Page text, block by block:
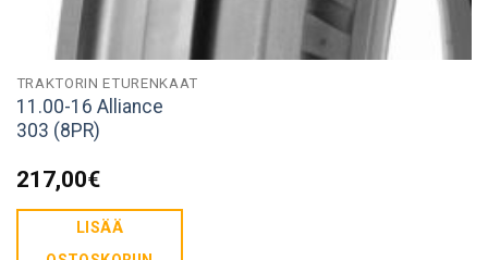
TRAKTORIN ETURENKAAT
11.00-16 Alliance
303 (8PR)
217,00€
LISÄÄ